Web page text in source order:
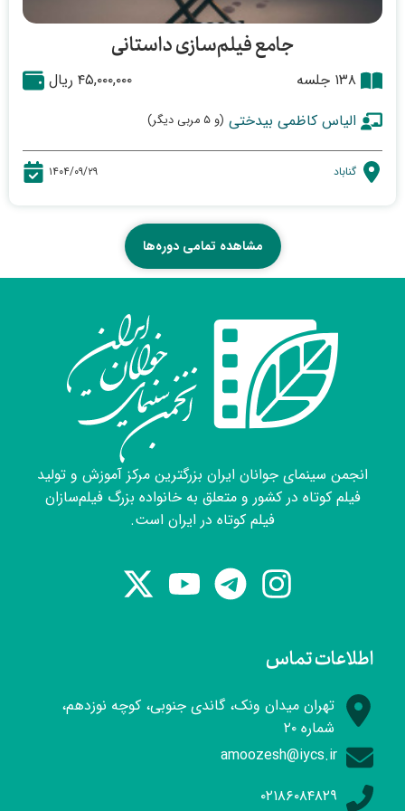
جامع فیلم‌سازی داستانی
۱۳۸ جلسه
۴۵,۰۰۰,۰۰۰ ریال
الیاس کاظمی بیدختی (و ۵ مربی دیگر)
گناباد ۱۴۰۴/۰۹/۲۹
مشاهده تمامی دوره‌ها
اطلاعات تماس
تهران میدان ونک، گاندی جنوبی، کوچه نوزدهم،
شماره ۲۰
amoozesh@iycs.ir
۰۲۱۸۶۰۸۴۸۲۹
انجمن سینمای جوانان ایران بزرگترین مرکز آموزش و تولید
فیلم کوتاه در کشور و متعلق به خانواده بزرگ فیلم‌سازان
فیلم کوتاه در ایران است.